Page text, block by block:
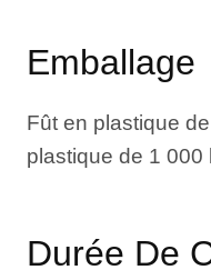
Emballage
Fût en plastique
plastique de 1 000
Durée De